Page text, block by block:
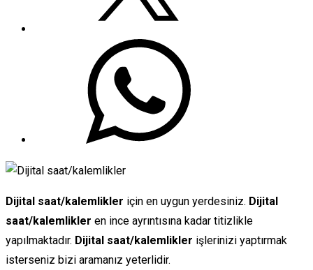
Dijital saat/kalemlikler için en uygun yerdesiniz. Dijital
saat/kalemlikler en ince ayrıntısına kadar titizlikle
yapılmaktadır. Dijital saat/kalemlikler işlerinizi yaptırmak
isterseniz bizi aramanız yeterlidir.